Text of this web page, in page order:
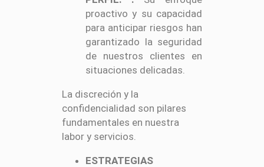
proactivo y su capacidad
para anticipar riesgos han
garantizado la seguridad
de nuestros clientes en
situaciones delicadas.
La discreción y la
confidencialidad son pilares
fundamentales en nuestra
labor y servicios.
ESTRATEGIAS